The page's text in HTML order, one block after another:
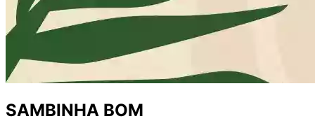
SAMBINHA BOM